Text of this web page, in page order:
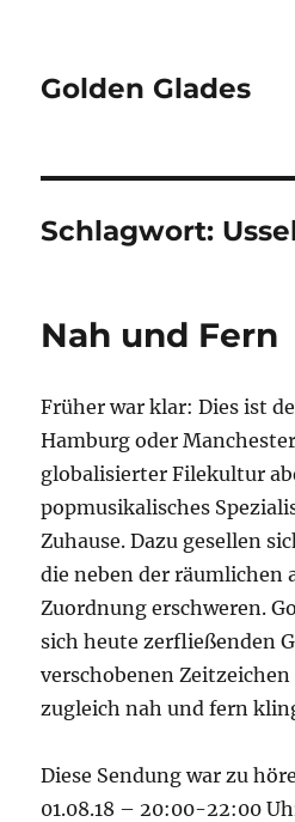
Golden Glades
Schlagwort:
Nah und Fern
Früher war klar: Dies ist
Hamburg oder
globalisierter Filekultur
popmusikalisches
Zuhause. Dazu gesellen
die neben der räumlichen
Zuordnung erschweren.
sich heute zerfließenden
verschobenen
zugleich nah und fern
Diese Sendung war zu
01.08.18 – 20:00-22:00